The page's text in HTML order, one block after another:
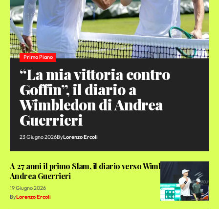
Primo Piano
“La mia vittoria contro
Goffin”, il diario a
Wimbledon di Andrea
Guerrieri
23 Giugno 2026ByLorenzo Ercoli
A 27 anni il primo Slam, il diario verso Wimbledon di
Andrea Guerrieri
19 Giugno 2026
ByLorenzo Ercoli